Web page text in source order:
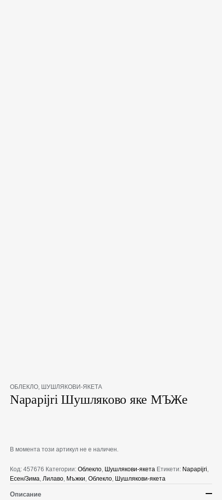
ОБЛЕКЛО, ШУШЛЯКОВИ-ЯКЕТА
Napapijri Шушляково яке МЪЖe
В момента този артикул не е наличен.
Код: 457676 Категории: Облекло, Шушлякови-якета Етикети: Napapijri,
Есен/Зима, Лилаво, Мъжки, Облекло, Шушлякови-якета
Описание